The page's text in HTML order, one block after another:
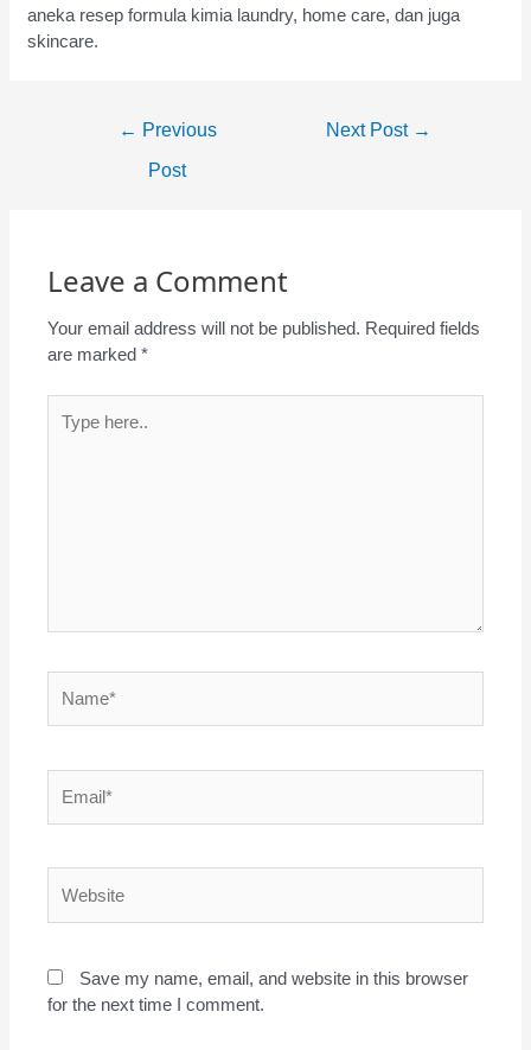
aneka resep formula kimia laundry, home care, dan juga
skincare.
← Previous
Post
Next Post →
Leave a Comment
Your email address will not be published. Required fields
are marked*
here..
Save my name, email, and website in this browser
for the next time I comment.